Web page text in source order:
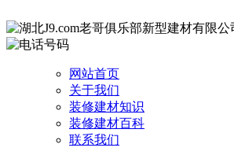
网站首页
关于我们
装修建材知识
装修建材百科
联系我们